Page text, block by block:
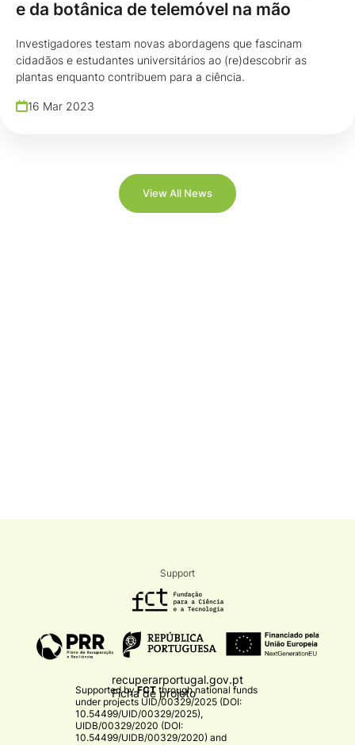
e da botânica de telemóvel na mão
Investigadores testam novas abordagens que fascinam
cidadãos e estudantes universitários ao (re)descobrir as
plantas enquanto contribuem para a ciência.
16 Mar 2023
View All News
Support
recuperarportugal.gov.pt
Ficha de projeto
Supported byFCT through national funds
under projects UID/00329/2025 (DOI:
10.54499/UID/00329/2025),
UIDB/00329/2020 (DOI:
10.54499/UIDB/00329/2020) and